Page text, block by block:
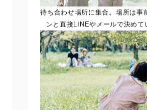
待ち合わせ場所に集合。場所は事
ンと直接LINEやメールで決めて